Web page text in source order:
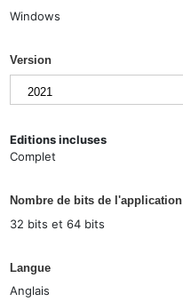
Windows
Version
Editions incluses
Complet
Nombre de bits de l'application
32 bits et 64 bits
Langue
Anglais